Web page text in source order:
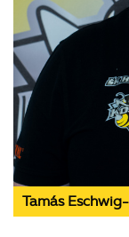
Tamás